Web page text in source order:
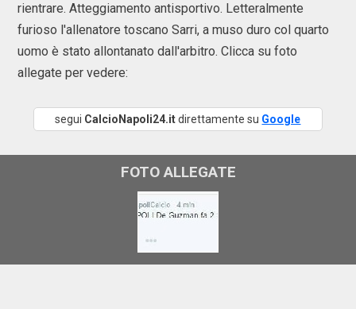
rientrare. Atteggiamento antisportivo. Letteralmente
furioso l'allenatore toscano Sarri, a muso duro col quarto
uomo è stato allontanato dall'arbitro. Clicca su foto
allegate per vedere:
segui CalcioNapoli24.itdirettamente su Google
FOTO ALLEGATE